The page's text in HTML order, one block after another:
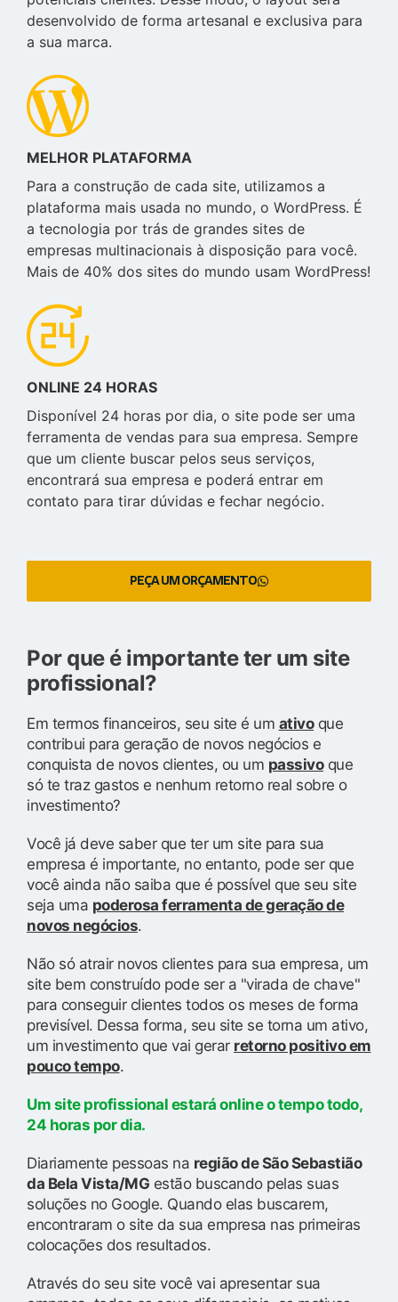
desenvolvido de forma artesanal e exclusiva para
a sua marca.
MELHOR PLATAFORMA
Para a construção de cada site, utilizamos a
plataforma mais usada no mundo, o WordPress. É
a tecnologia por trás de grandes sites de
empresas multinacionais à disposição para você.
Mais de 40% dos sites do mundo usam WordPress!
ONLINE 24 HORAS
Disponível 24 horas por dia, o site pode ser uma
ferramenta de vendas para sua empresa. Sempre
que um cliente buscar pelos seus serviços,
encontrará sua empresa e poderá entrar em
contato para tirar dúvidas e fechar negócio.
PEÇA UM ORÇAMENTO
Por que é importante ter um site
profissional?
Em termos financeiros, seu site é um ativoque
contribui para geração de novos negócios e
conquista de novos clientes, ou um passivoque
só te traz gastos e nenhum retorno real sobre o
investimento?
Você já deve saber que ter um site para sua
empresa é importante, no entanto, pode ser que
você ainda não saiba que é possível que seu site
seja uma poderosa ferramenta de geração de
novos negócios.
Não só atrair novos clientes para sua empresa, um
site bem construído pode ser a "virada de chave"
para conseguir clientes todos os meses de forma
previsível. Dessa forma, seu site se torna um ativo,
um investimento que vai gerar retorno positivo em
pouco tempo.
Um site profissional estará online o tempo todo,
24 horas por dia.
Diariamente pessoas na região de São Sebastião
da Bela Vista/MG estão buscando pelas suas
soluções no Google. Quando elas buscarem,
encontraram o site da sua empresa nas primeiras
colocações dos resultados.
Através do seu site você vai apresentar sua